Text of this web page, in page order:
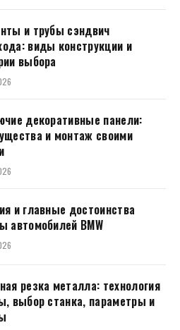
и трубы сэндвич
виды конструкции и
выбора
декоративные панели:
и монтаж своими
и главные достоинства
автомобилей BMW
резка металла: технология
выбор станка, параметры и